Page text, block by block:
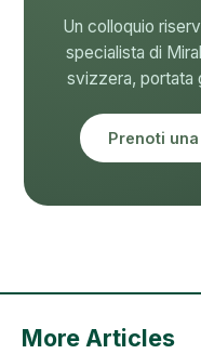
Un colloquio
specialista di
svizzera, portata
Prenoti
More Articles